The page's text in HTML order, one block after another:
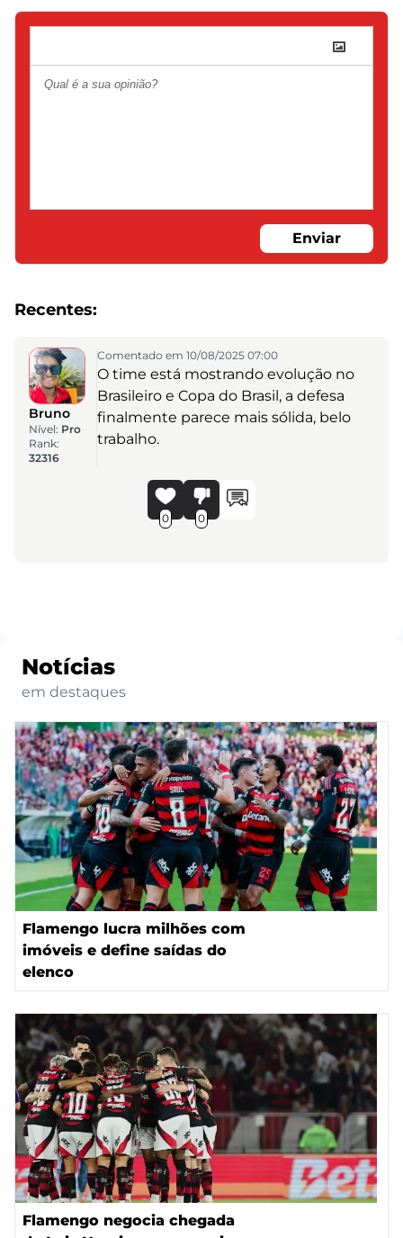
Enviar
Recentes:
Bruno
Nível: Pro
Rank:
32316
Comentado em 10/08/2025 07:00
O time está mostrando evolução no
Brasileiro e Copa do Brasil, a defesa
finalmente parece mais sólida, belo
trabalho.
0 0
Notícias
em destaques
Flamengo lucra milhões com
imóveis e define saídas do
elenco
Flamengo negocia chegada